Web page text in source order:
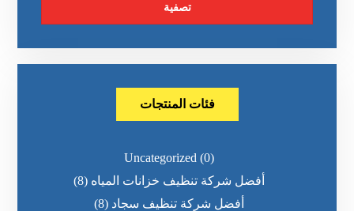
تصفية
فئات المنتجات
Uncategorized (0)
أفضل شركة تنظيف خزانات المياه (8)
أفضل شركة تنظيف سجاد (8)